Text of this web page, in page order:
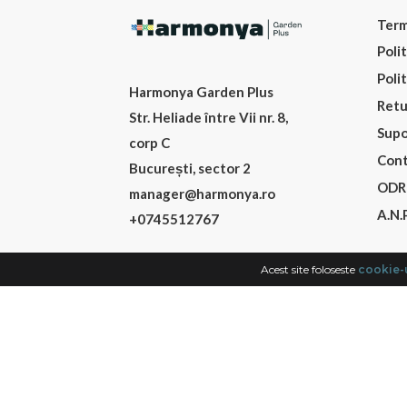
Harmonya Garden Plus
Str. Heliade între Vii nr. 8,
corp C
București, sector 2
manager@harmonya.ro
+0745512767
ODR
Acest site foloseste cookie-